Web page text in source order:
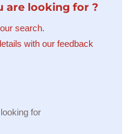
are looking for ?
search.
with our feedback
for